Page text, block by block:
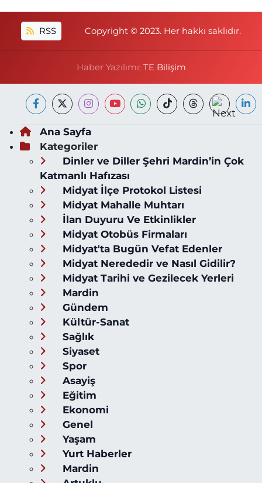
RSS Copyright © 2023. Her hakkı saklıdır.
Haber Yazılımı: TE Bilişim
Ana Sayfa
Kategoriler
Dinler ve Diller Şehri Mardin’in Çok
Katmanlı Hafızası
Midyat İlçe Protokol Listesi
Midyat Mahalle Muhtarı
İlan Duyuru Ve Etkinlikler
Midyat Otobüs Firmaları
Midyat'ta Bugün Vefat Edenler
Midyat Nerededir ve Nasıl Gidilir?
Midyat Tarihi ve Gezilecek Yerleri
Mardin
Gündem
Kültür-Sanat
Sağlık
Siyaset
Spor
Asayiş
Eğitim
Ekonomi
Genel
Yaşam
Yurt Haberler
Mardin